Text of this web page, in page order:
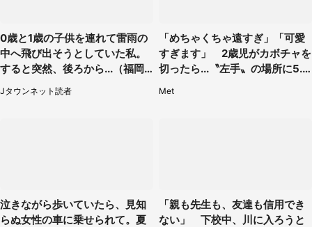
0歳と1歳の子供を連れて雷雨の
中へ飛び出そうとしていた私。
すると突然、後ろから...（福岡
県・30代女性）
Jタウンネット読者
「めちゃくちゃ遠すぎ」「可愛
すぎます」 2歳児がカボチャを
切ったら...〝左手〟の場所に5.3
Met
泣きながら歩いていたら、見知
らぬ女性の車に乗せられて。夏
「親も先生も、友達も信用でき
ない」 下校中、川に入ろうと